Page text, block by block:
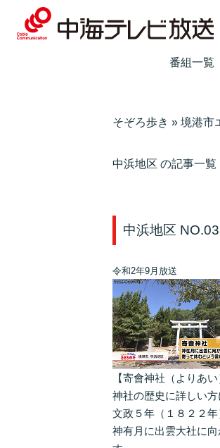
番組一覧
そぞろ歩き » 境港市
中浜地区 の記事一覧
中浜地区 NO.03
令和2年9月放送
【寄會神社（よりあい
神社の歴史に詳しい方
文政５年（１８２２
神有月に出雲大社に